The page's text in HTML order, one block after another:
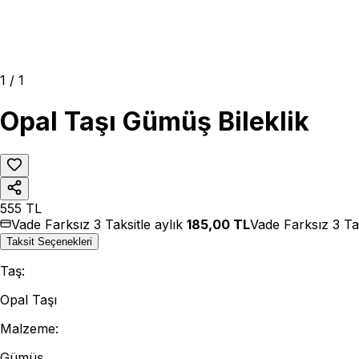
1 / 1
Opal Taşı Gümüş Bileklik
555 TL
Vade Farksız 3 Taksitle aylık 185,00 TLVade Farksız 3
Taksit Seçenekleri
Taş:
Opal Taşı
Malzeme: